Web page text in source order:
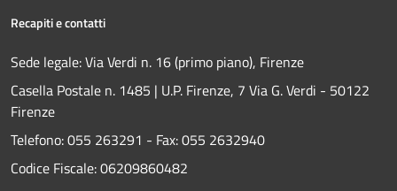
Recapiti e contatti
Sede legale: Via Verdi n. 16 (primo piano), Firenze
Casella Postale n. 1485 | U.P. Firenze, 7 Via G. Verdi - 50122
Firenze
Telefono:055 263291 - Fax:055 2632940
Codice Fiscale: 06209860482